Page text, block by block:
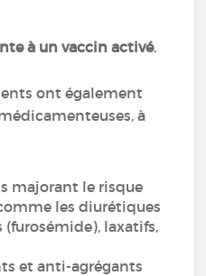
à un vaccin activé.
ont également
à
majorant le risque
les diurétiques
laxatifs,
et anti-agrégants